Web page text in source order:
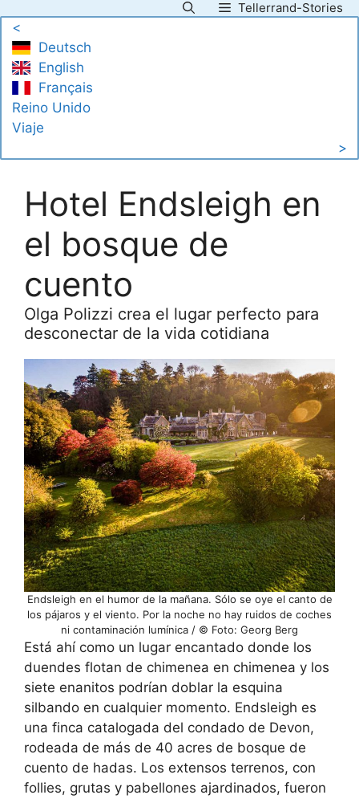
contenido
Tellerrand-Stories
<
Deutsch
English
Français
Reino Unido
Viaje
>
Hotel Endsleigh en
el bosque de
cuento
Olga Polizzi crea el lugar perfecto para
desconectar de la vida cotidiana
Endsleigh en el humor de la mañana. Sólo se oye el canto de
los pájaros y el viento. Por la noche no hay ruidos de coches
ni contaminación lumínica / © Foto: Georg Berg
Está ahí como un lugar encantado donde los
duendes flotan de chimenea en chimenea y los
siete enanitos podrían doblar la esquina
silbando en cualquier momento. Endsleigh es
una finca catalogada del condado de Devon,
rodeada de más de 40 acres de bosque de
cuento de hadas. Los extensos terrenos, con
follies, grutas y pabellones ajardinados, fueron